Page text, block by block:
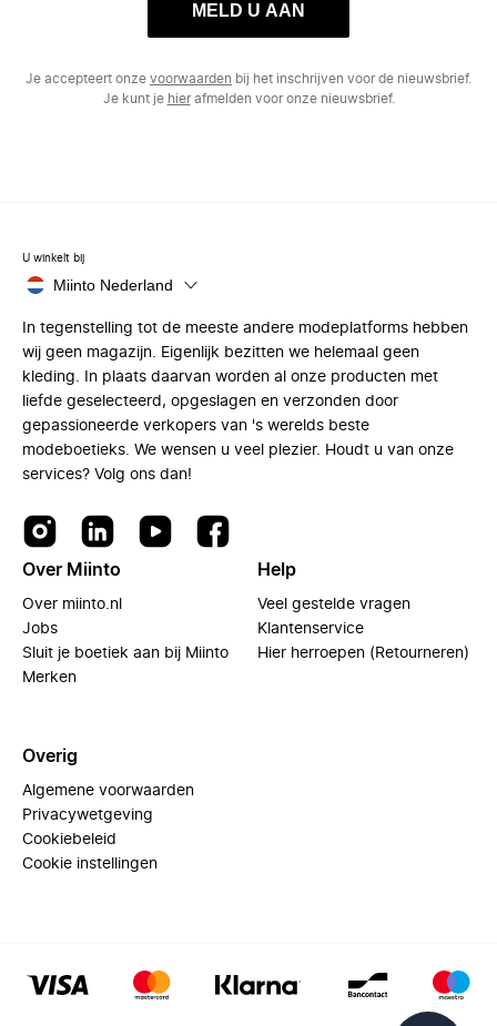
MELD U AAN
Je accepteert onze voorwaarden bij het inschrijven voor de nieuwsbrief.
Je kunt je hierafmelden voor onze nieuwsbrief.
U winkelt bij
Miinto Nederland
In tegenstelling tot de meeste andere modeplatforms hebben
wij geen magazijn. Eigenlijk bezitten we helemaal geen
kleding. In plaats daarvan worden al onze producten met
liefde geselecteerd, opgeslagen en verzonden door
gepassioneerde verkopers van 's werelds beste
modeboetieks. We wensen u veel plezier. Houdt u van onze
services? Volg ons dan!
Over Miinto
Over miinto.nl
Jobs
Sluit je boetiek aan bij Miinto
Merken
Help
Veel gestelde vragen
Klantenservice
Hier herroepen (Retourneren)
Overig
Algemene voorwaarden
Privacywetgeving
Cookiebeleid
Cookie instellingen